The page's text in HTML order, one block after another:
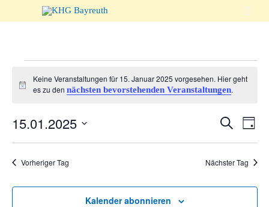

Veranstaltungen
für
15.
Januar
Hinweis
Keine Veranstaltungen für 15. Januar 2025 vorgesehen. Hier geht
es zu den nächsten bevorstehenden Veranstaltungen.
Suche
und
Suche
Tag
15.01.2025
Vorheriger Tag Nächster Tag
Kalender abonnieren